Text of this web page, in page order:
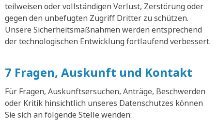
teilweisen oder vollständigen Verlust, Zerstörung oder
gegen den unbefugten Zugriff Dritter zu schützen.
Unsere Sicherheitsmaßnahmen werden entsprechend
der technologischen Entwicklung fortlaufend verbessert.
7 Fragen, Auskunft und Kontakt
Für Fragen, Auskunftsersuchen, Anträge, Beschwerden
oder Kritik hinsichtlich unseres Datenschutzes können
Sie sich an folgende Stelle wenden: